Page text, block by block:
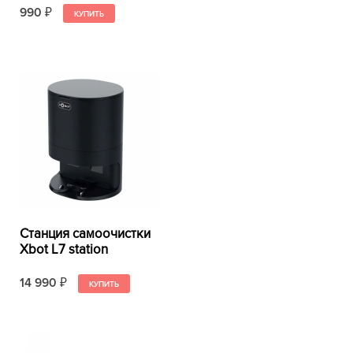
990 ₽
Станция самоочистки
Xbot L7 station
14 990 ₽